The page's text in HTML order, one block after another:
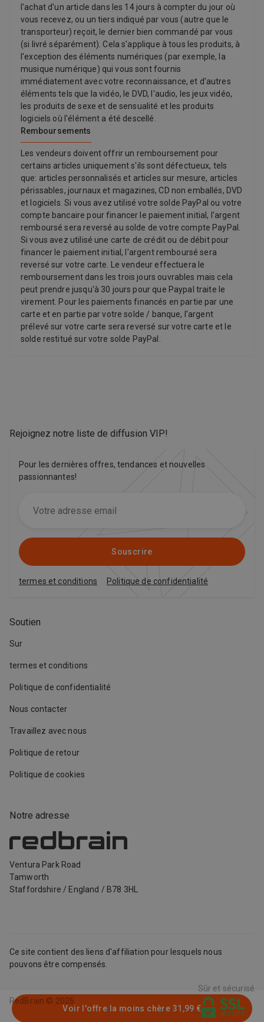
Voir l'offre la moins chère 31,99 €
l'achat d'un article dans les 14 jours à compter du jour où
vous recevez, ou un tiers indiqué par vous (autre que le
transporteur) reçoit, le dernier bien commandé par vous
(si livré séparément). Cela s'applique à tous les produits, à
l'exception des éléments numériques (par exemple, la
musique numérique) qui vous sont fournis
immédiatement avec votre reconnaissance, et d'autres
éléments tels que la vidéo, le DVD, l'audio, les jeux vidéo,
les produits de sexe et de sensualité et les produits
logiciels où l'élément a été descellé.
Remboursements
Les vendeurs doivent offrir un remboursement pour
certains articles uniquement s'ils sont défectueux, tels
que: articles personnalisés et articles sur mesure, articles
périssables, journaux et magazines, CD non emballés, DVD
et logiciels. Si vous avez utilisé votre solde PayPal ou votre
compte bancaire pour financer le paiement initial, l'argent
remboursé sera reversé au solde de votre compte PayPal.
Si vous avez utilisé une carte de crédit ou de débit pour
financer le paiement initial, l'argent remboursé sera
reversé sur votre carte. Le vendeur effectuera le
remboursement dans les trois jours ouvrables mais cela
peut prendre jusqu'à 30 jours pour que Paypal traite le
virement. Pour les paiements financés en partie par une
carte et en partie par votre solde / banque, l'argent
prélevé sur votre carte sera reversé sur votre carte et le
solde restitué sur votre solde PayPal.
Notre adresse
Ventura Park Road
Tamworth
Staffordshire / England / B78 3HL
Soutien
Sur
termes et conditions
Politique de confidentialité
Nous contacter
Travaillez avec nous
Politique de retour
Politique de cookies
Rejoignez notre liste de diffusion VIP!
Pour les dernières offres, tendances et nouvelles
passionnantes!
Souscrire
termes et conditions Politique de confidentialité
Ce site contient des liens d'affiliation pour lesquels nous
pouvons être compensés.
RedBrain © 2026
Sûr et sécurisé